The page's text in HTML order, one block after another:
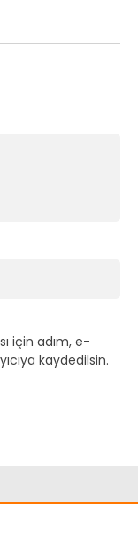
için adım, e-
kaydedilsin.